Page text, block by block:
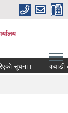
सूचना। कवाडी